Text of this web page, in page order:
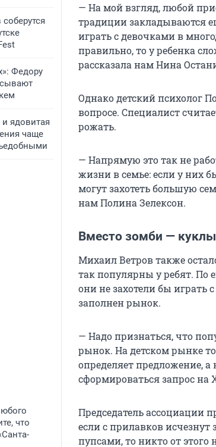
Федору
ядовитая
чаще
что
— На мой взгляд, любой
традиции закладываются
играть с девочками в
правильно, то у ребенка
рассказала нам Нина
Однако детский психолог
вопросе. Специалист
рожать.
— Напрямую это так не
жизни в семье: если у них
могут захотеть большую
нам Полина Зелексон.
Вместо зомби —
Михаил Ветров также
так популярны у ребят. По
они не захотели бы играть
заполнен рынок.
— Надо признаться, что
рынок. На детском рынке
определяет предложение, а
сформироваться запрос на
Председатель ассоциации
если с прилавков
пупсами, то никто от этого